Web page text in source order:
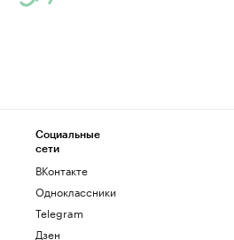
Социальные
сети
ВКонтакте
Одноклассники
Telegram
Дзен